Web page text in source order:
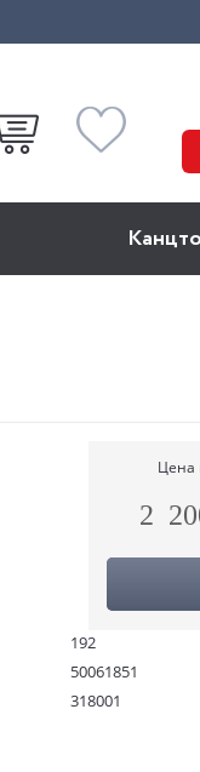
Цена
2
192
50061851
318001